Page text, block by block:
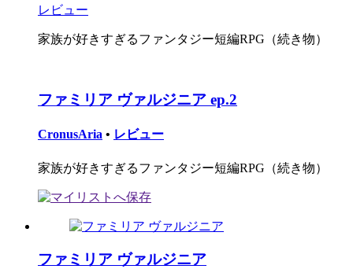
レビュー
家族が好きすぎるファンタジー短編RPG（続き物）
ファミリア ヴァルジニア ep.2
CronusAria • レビュー
家族が好きすぎるファンタジー短編RPG（続き物）
ファミリア ヴァルジニア